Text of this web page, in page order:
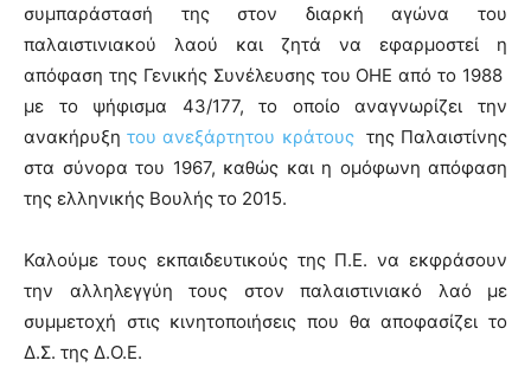
συμπαράστασή της στον διαρκή αγώνα του
παλαιστινιακού λαού και ζητά να εφαρμοστεί η
απόφαση της Γενικής Συνέλευσης του ΟΗΕ από το 1988
με το ψήφισμα 43/177, το οποίο αναγνωρίζει την
ανακήρυξητου ανεξάρτητου κράτους της Παλαιστίνης
στα σύνορα του 1967, καθώς και η ομόφωνη απόφαση
της ελληνικής Βουλής το 2015.
Καλούμε τους εκπαιδευτικούς της Π.Ε. να εκφράσουν
την αλληλεγγύη τους στον παλαιστινιακό λαό με
συμμετοχή στις κινητοποιήσεις που θα αποφασίζει το
Δ.Σ. της Δ.Ο.Ε.